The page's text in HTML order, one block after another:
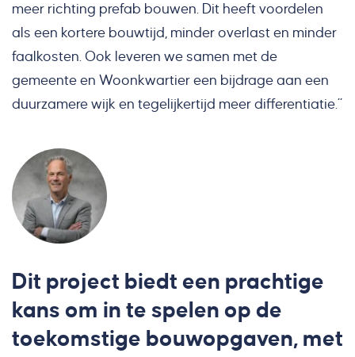
meer richting prefab bouwen. Dit heeft voordelen
als een kortere bouwtijd, minder overlast en minder
faalkosten. Ook leveren we samen met de
gemeente en Woonkwartier een bijdrage aan een
duurzamere wijk en tegelijkertijd meer differentiatie.”
Dit project biedt een prachtige
kans om in te spelen op de
toekomstige bouwopgaven, met